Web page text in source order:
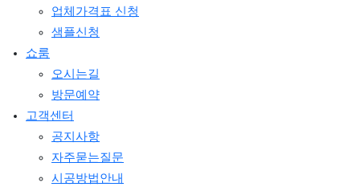
업체가격표 신청
샘플신청
쇼룸
오시는길
방문예약
고객센터
공지사항
자주묻는질문
시공방법안내